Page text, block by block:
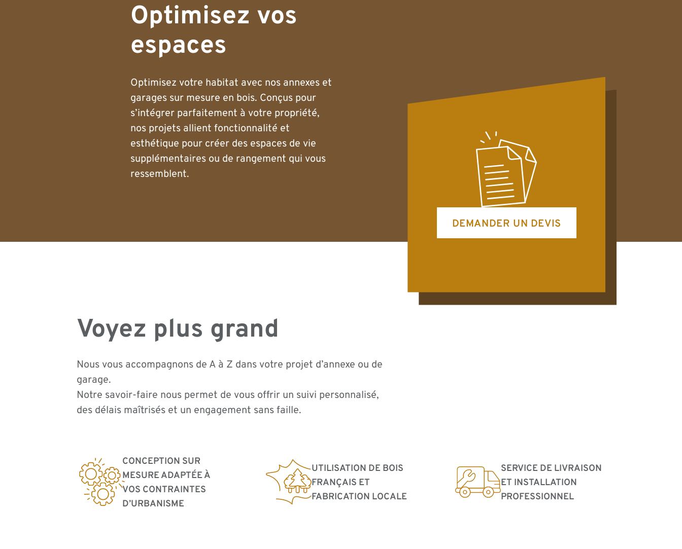
Optimisez vos
espaces
Optimisez votre habitat avec nos annexes et
garages sur mesure en bois. Conçus pour
s’intégrer parfaitement à votre propriété,
nos projets allient fonctionnalité et
esthétique pour créer des espaces de vie
supplémentaires ou de rangement qui vous
ressemblent.
DEMANDER UN DEVIS
Voyez plus grand
Nous vous accompagnons de A à Z dans votre projet d’annexe ou de
garage.
Notre savoir-faire nous permet de vous offrir un suivi personnalisé,
des délais maîtrisés et un engagement sans faille.
CONCEPTION SUR
MESURE ADAPTÉE À
VOS CONTRAINTES
D’URBANISME
UTILISATION DE BOIS
FRANÇAIS ET
FABRICATION LOCALE
SERVICE DE LIVRAISON
ET INSTALLATION
PROFESSIONNEL